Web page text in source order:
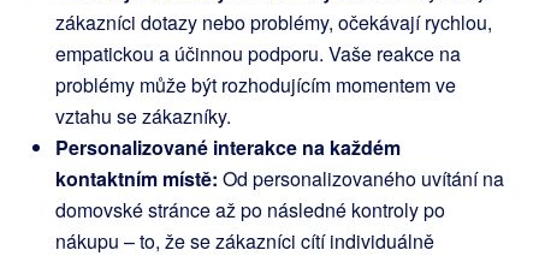
zákazníci dotazy nebo problémy, očekávají rychlou,
empatickou a účinnou podporu. Vaše reakce na
problémy může být rozhodujícím momentem ve
vztahu se zákazníky.
Personalizované interakce na každém
kontaktním místě: Od personalizovaného uvítání na
domovské stránce až po následné kontroly po
nákupu – to, že se zákazníci cítí individuálně